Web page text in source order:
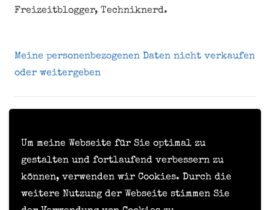
Um meine Webseite für Sie optimal zu
gestalten und fortlaufend verbessern zu
können, verwenden wir Cookies. Durch die
weitere Nutzung der Webseite stimmen Sie
Freizeitblogger, Techniknerd.
Meine personenbezogenen Daten nicht verkaufen
oder weitergeben
Impressum
Formular zur Anforderung von Benutzerdaten